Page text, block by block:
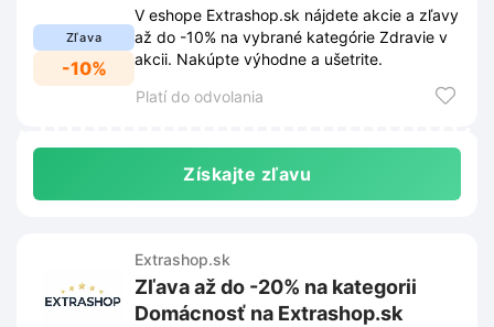
Zľava
-10%
V eshope Extrashop.sk nájdete akcie a zľavy
až do -10% na vybrané kategórie Zdravie v
akcii. Nakúpte výhodne a ušetrite.
Platí do odvolania
Získajte zľavu
Extrashop.sk
Zľava až do -20% na kategorii
Domácnosť na Extrashop.sk